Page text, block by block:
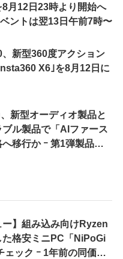
月12日23時より開始へ
ントは翌13日午前7時〜
新型360度アクション
X6｣を8月12日に
新型オーディオ製品と
ブル製品で「AIファース
へ移行か ｰ 第1弾製品は
ー】組み込み向けRyzen
た格安ミニPC「NiPoGi
ェック ｰ 1年前の同価格